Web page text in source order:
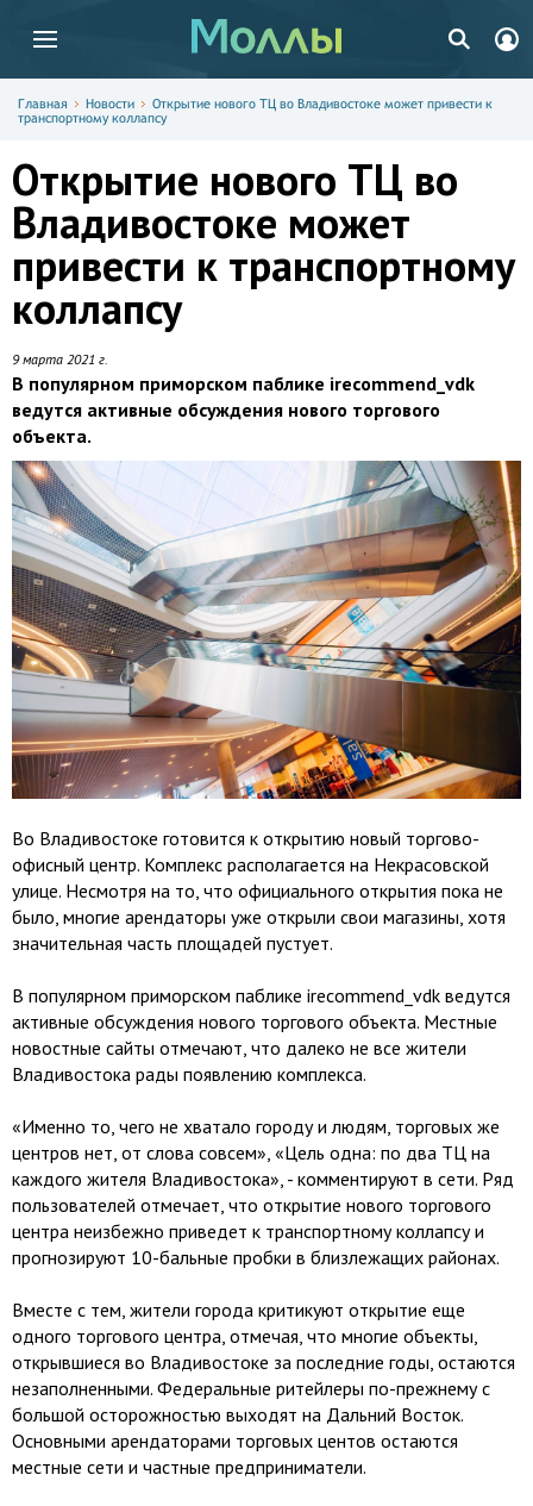
Главная Новости
Открытие нового ТЦ во Владивостоке может привести к
транспортному коллапсу
Открытие нового ТЦ во
Владивостоке может
привести к транспортному
коллапсу
9 марта 2021 г.
В популярном приморском паблике irecommend_vdk
ведутся активные обсуждения нового торгового
объекта.
Во Владивостоке готовится к открытию новый торгово-
офисный центр. Комплекс располагается на Некрасовской
улице. Несмотря на то, что официального открытия пока не
было, многие арендаторы уже открыли свои магазины, хотя
значительная часть площадей пустует.
В популярном приморском паблике irecommend_vdk ведутся
активные обсуждения нового торгового объекта. Местные
новостные сайты отмечают, что далеко не все жители
Владивостока рады появлению комплекса.
«Именно то, чего не хватало городу и людям, торговых же
центров нет, от слова совсем», «Цель одна: по два ТЦ на
каждого жителя Владивостока», - комментируют в сети. Ряд
пользователей отмечает, что открытие нового торгового
центра неизбежно приведет к транспортному коллапсу и
прогнозируют 10-бальные пробки в близлежащих районах.
Вместе с тем, жители города критикуют открытие еще
одного торгового центра, отмечая, что многие объекты,
открывшиеся во Владивостоке за последние годы, остаются
незаполненными. Федеральные ритейлеры по-прежнему с
большой осторожностью выходят на Дальний Восток.
Основными арендаторами торговых центов остаются
местные сети и частные предприниматели.